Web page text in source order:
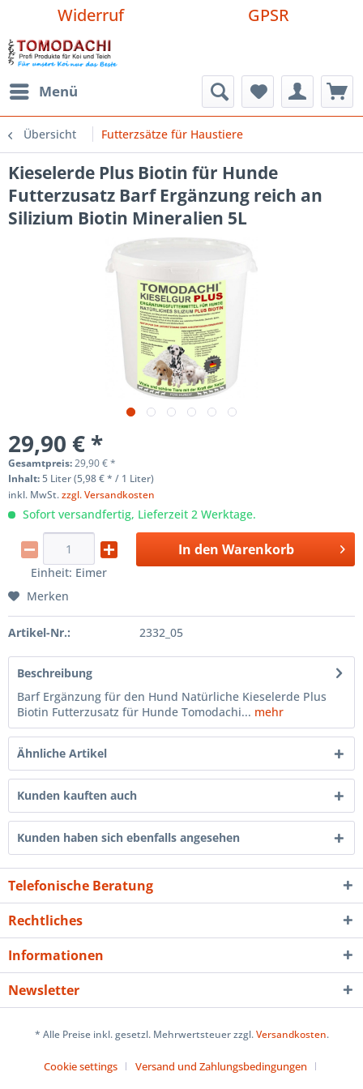
Widerruf GPSR
Menü
Übersicht Futterzsätze für Haustiere
Kieselerde Plus Biotin für Hunde
Futterzusatz Barf Ergänzung reich an
Silizium Biotin Mineralien 5L
29,90 € *
Gesamtpreis:29,90€*
Inhalt:5 Liter (5,98 € * / 1 Liter)
inkl. MwSt.zzgl. Versandkosten
Sofort versandfertig, Lieferzeit 2 Werktage.
Einheit: Eimer
In den Warenkorb
Merken
Artikel-Nr.: 2332_05
Beschreibung
Barf Ergänzung für den Hund Natürliche Kieselerde Plus
Biotin Futterzusatz für Hunde Tomodachi... mehr
Ähnliche Artikel
Kunden kauften auch
Kunden haben sich ebenfalls angesehen
Telefonische Beratung
Rechtliches
Informationen
Newsletter
* Alle Preise inkl. gesetzl. Mehrwertsteuer zzgl.Versandkosten.
Cookie settings
Versand und Zahlungsbedingungen